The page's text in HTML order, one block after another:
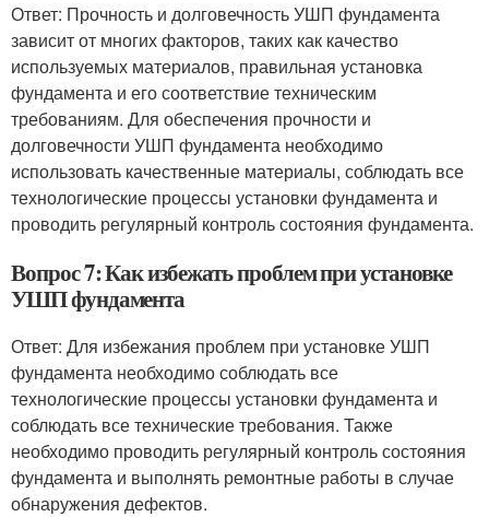
Ответ: Прочность и долговечность УШП фундамента
зависит от многих факторов, таких как качество
используемых материалов, правильная установка
фундамента и его соответствие техническим
требованиям. Для обеспечения прочности и
долговечности УШП фундамента необходимо
использовать качественные материалы, соблюдать все
технологические процессы установки фундамента и
проводить регулярный контроль состояния фундамента.
Вопрос 7: Как избежать проблем при установке
УШП фундамента
Ответ: Для избежания проблем при установке УШП
фундамента необходимо соблюдать все
технологические процессы установки фундамента и
соблюдать все технические требования. Также
необходимо проводить регулярный контроль состояния
фундамента и выполнять ремонтные работы в случае
обнаружения дефектов.